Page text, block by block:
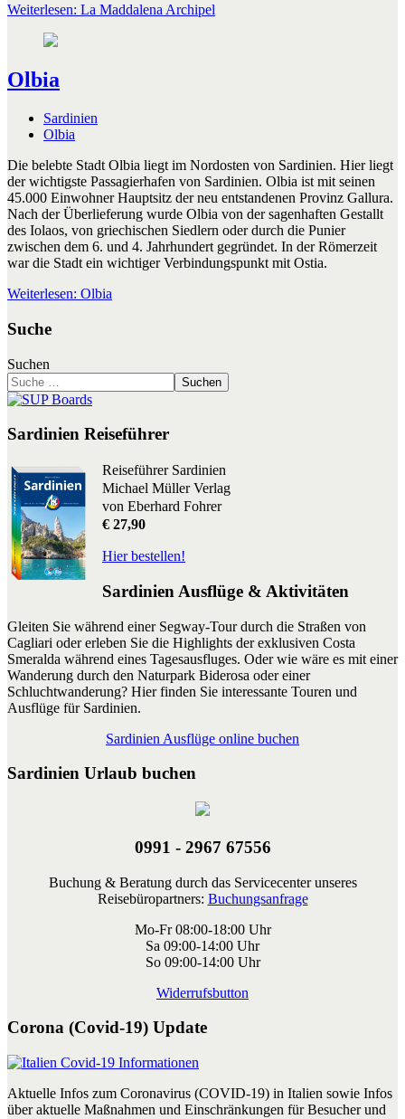
Weiterlesen: La Maddalena Archipel
Olbia
Sardinien
Olbia
Die belebte Stadt Olbia liegt im Nordosten von Sardinien. Hier liegt
der wichtigste Passagierhafen von Sardinien. Olbia ist mit seinen
45.000 Einwohner Hauptsitz der neu entstandenen Provinz Gallura.
Nach der Überlieferung wurde Olbia von der sagenhaften Gestallt
des Iolaos, von griechischen Siedlern oder durch die Punier
zwischen dem 6. und 4. Jahrhundert gegründet. In der Römerzeit
war die Stadt ein wichtiger Verbindungspunkt mit Ostia.
Weiterlesen: Olbia
Suche
Suchen
Suchen
Sardinien Reiseführer
Reiseführer Sardinien
Michael Müller Verlag
von Eberhard Fohrer
€ 27,90
Hier bestellen!
Sardinien Ausflüge & Aktivitäten
Gleiten Sie während einer Segway-Tour durch die Straßen von
Cagliari oder erleben Sie die Highlights der exklusiven Costa
Smeralda während eines Tagesausfluges. Oder wie wäre es mit einer
Wanderung durch den Naturpark Biderosa oder einer
Schluchtwanderung? Hier finden Sie interessante Touren und
Ausflüge für Sardinien.
Sardinien Ausflüge online buchen
Sardinien Urlaub buchen
0991 - 2967 67556
Buchung & Beratung durch das Servicecenter unseres
Reisebüropartners: Buchungsanfrage
Mo-Fr 08:00-18:00 Uhr
Sa 09:00-14:00 Uhr
So 09:00-14:00 Uhr
Widerrufsbutton
Corona (Covid-19) Update
Aktuelle Infos zum Coronavirus (COVID-19) in Italien sowie Infos
über aktuelle Maßnahmen und Einschränkungen für Besucher und